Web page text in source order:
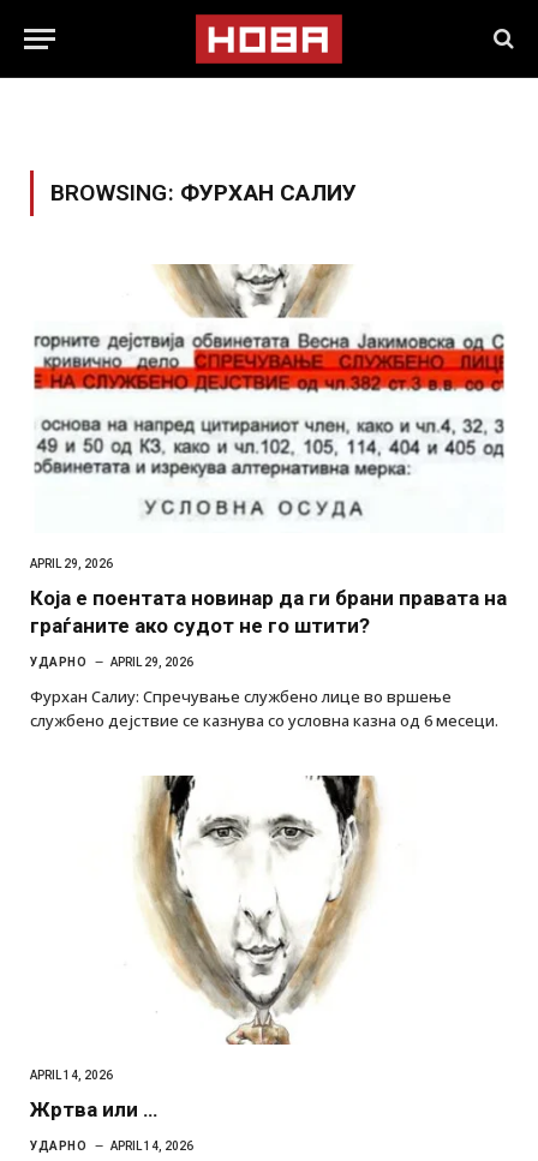
BROWSING: ФУРХАН САЛИУ
APRIL 29, 2026
Која е поентата новинар да ги брани правата на
граѓаните ако судот не го штити?
УДАРНО APRIL 29, 2026
Фурхан Салиу: Спречување службено лице во вршење
службено дејствие се казнува со условна казна од 6 месеци.
APRIL 14, 2026
Жртва или …
УДАРНО APRIL 14, 2026